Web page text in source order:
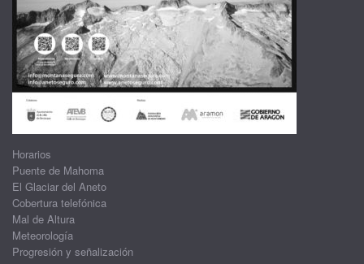
Horarios
Puente de Mahoma
El Glaciar del Aneto
Cobertura telefónica
Mal de Altura
Meteorología
Progresión y señalización